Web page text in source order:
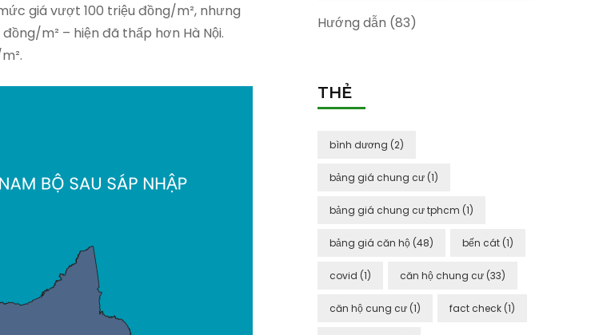
giá vượt 100 triệu đồng/m², nhưng
m² – hiện đã thấp hơn Hà Nội.
Hướng dẫn (83)
THẺ
bình dương (2)
bảng giá chung cư (1)
bảng giá chung cư tphcm (1)
bảng giá căn hộ (48) bến cát (1)
covid (1) căn hộ chung cư (33)
căn hộ cung cư (1) fact check (1)